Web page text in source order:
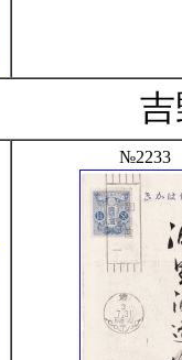
吉
№2233